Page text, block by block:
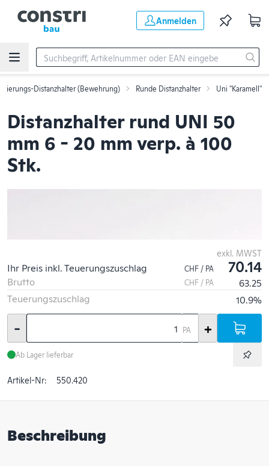
Anmelden
Distanzhalter (Bewehrung) Runde Distanzhalter Uni "Karamell"
Distanzhalter rund UNI 50
mm 6 - 20 mm verp. à 100
Stk.
exkl. MWST
Ihr Preis inkl. Teuerungszuschlag CHF / PA 70.14
Brutto CHF / PA
63.25
Teuerungszuschlag
10.9%
- PA +
Ab Lager lieferbar
Artikel-Nr: 550.420
Beschreibung